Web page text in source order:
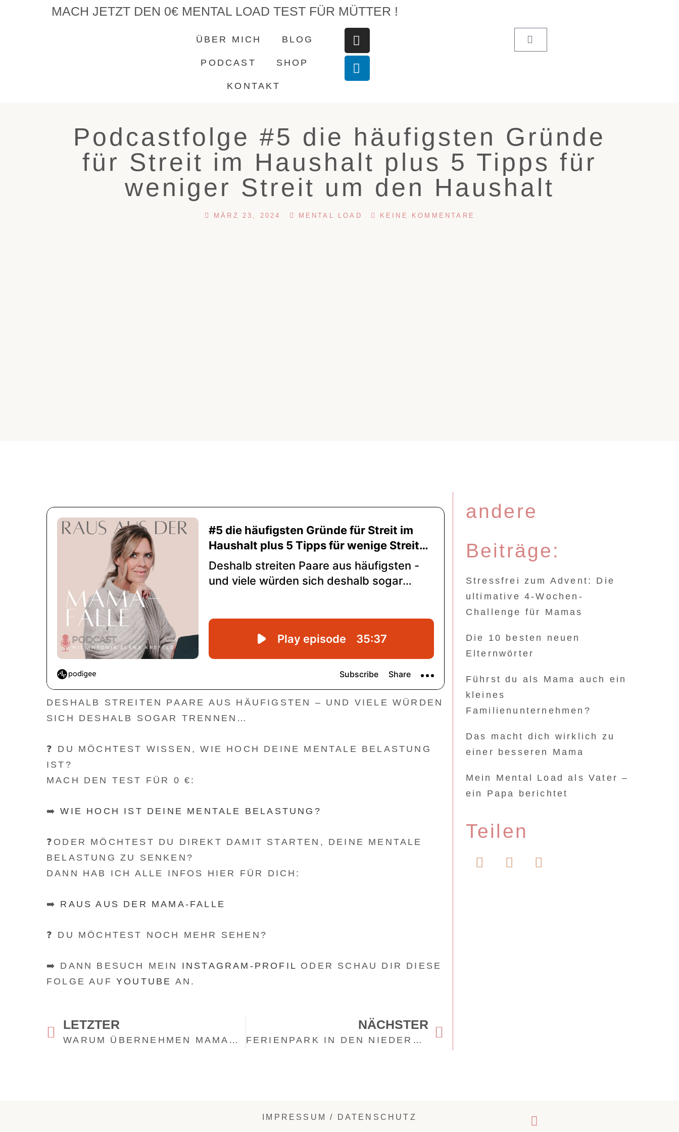
MACH JETZT DEN 0€ MENTAL LOAD TEST FÜR MÜTTER !
ÜBER MICH BLOG
PODCAST SHOP
KONTAKT
Podcastfolge #5 die häufigsten Gründe
für Streit im Haushalt plus 5 Tipps für
weniger Streit um den Haushalt
MÄRZ 23, 2024 MENTAL LOAD KEINE KOMMENTARE
DESHALB STREITEN PAARE AUS HÄUFIGSTEN – UND VIELE WÜRDEN
SICH DESHALB SOGAR TRENNEN…
❓ DU MÖCHTEST WISSEN, WIE HOCH DEINE MENTALE BELASTUNG
IST?
MACH DEN TEST FÜR 0 €:
➡️WIE HOCH IST DEINE MENTALE BELASTUNG?
❓ODER MÖCHTEST DU DIREKT DAMIT STARTEN, DEINE MENTALE
BELASTUNG ZU SENKEN?
DANN HAB ICH ALLE INFOS HIER FÜR DICH:
➡️ RAUS AUS DER MAMA-FALLE
❓ DU MÖCHTEST NOCH MEHR SEHEN?
➡️ DANN BESUCH MEIN INSTAGRAM-PROFIL ODER SCHAU DIR DIESE
FOLGE AUF YOUTUBE AN.
LETZTER
WARUM ÜBERNEHMEN MAMAS SO VIEL VERANTWORTUNG?
NÄCHSTER
FERIENPARK IN DEN NIEDERLANDEN – UNSER TIPPS FÜR EUREN NÄCHSTEN URLAUB
andere
Beiträge:
Stressfrei zum Advent: Die
ultimative 4-Wochen-
Challenge für Mamas
Die 10 besten neuen
Elternwörter
Führst du als Mama auch ein
kleines
Familienunternehmen?
Das macht dich wirklich zu
einer besseren Mama
Mein Mental Load als Vater –
ein Papa berichtet
Teilen
IMPRESSUM / DATENSCHUTZ